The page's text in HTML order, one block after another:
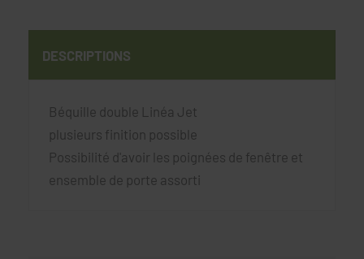
DESCRIPTIONS
Béquille double Linéa Jet
plusieurs finition possible
Possibilité d'avoir les poignées de fenêtre et
ensemble de porte assorti